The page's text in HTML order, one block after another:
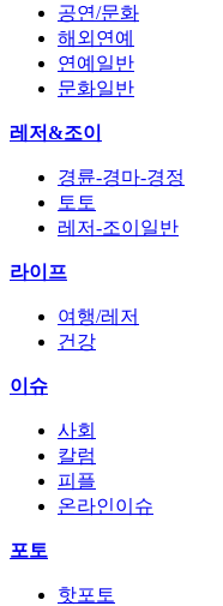
공연/문화
해외연예
연예일반
문화일반
레저&조이
경륜-경마-경정
토토
레저-조이일반
라이프
여행/레저
건강
이슈
사회
칼럼
피플
온라인이슈
포토
핫포토